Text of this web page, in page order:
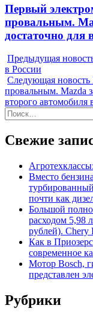
Next
post:
Первый
провальным.
достаточно для
Предыдущая
в России
Следующая новость
провальным. Mazda
второго автомобиля
Найти:
Свежие
Вместо
почти как
Большой
расходом 5,98
рублей).
Как в
современное
Мотор Bosch,
представлен
Рубрики